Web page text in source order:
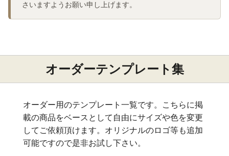
さいますようお願い申し上げます。
オーダーテンプレート集
オーダー用のテンプレート一覧です。こちらに掲
載の商品をベースとして自由にサイズや色を変更
してご依頼頂けます。オリジナルのロゴ等も追加
可能ですので是非お試し下さい。